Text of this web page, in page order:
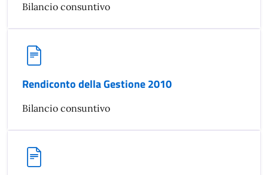
Bilancio consuntivo
Rendiconto della Gestione 2010
Bilancio consuntivo